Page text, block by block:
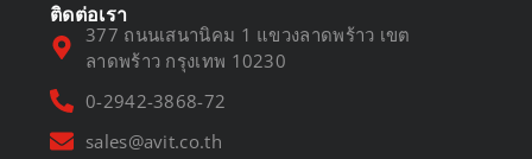
ติดต่อเรา
377 ถนนเสนานิคม 1 แขวงลาดพร้าว เขต
ลาดพร้าว กรุงเทพ 10230
0-2942-3868-72
sales@avit.co.th